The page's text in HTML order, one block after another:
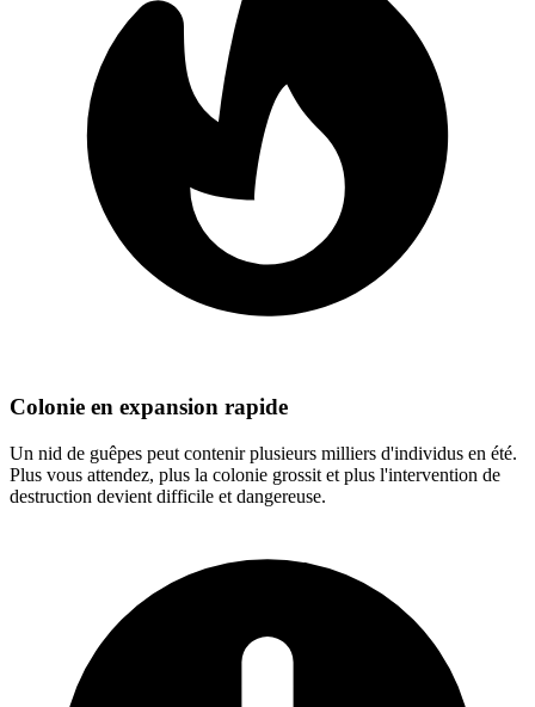
Colonie en expansion rapide
Un nid de guêpes peut contenir plusieurs milliers d'individus en été.
Plus vous attendez, plus la colonie grossit et plus l'intervention de
destruction devient difficile et dangereuse.